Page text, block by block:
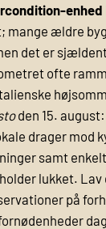
enhed
mange ældre
det er
ofte
den 15.
drager mod
samt
lukket. Lav
på